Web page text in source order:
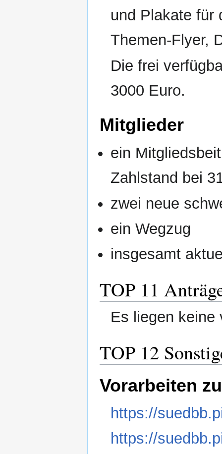
und Plakate für
Themen-Flyer,
Die frei
3000 Euro.
Mitglieder
ein
Zahlstand bei
zwei neue
ein Wegzug
insgesamt
TOP 11
Es liegen keine
TOP 12
Vorarbeiten
https://
https://